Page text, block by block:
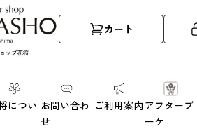
カート
につい お問い合わ
せ
ご利用案内 アフターブ
ーケ